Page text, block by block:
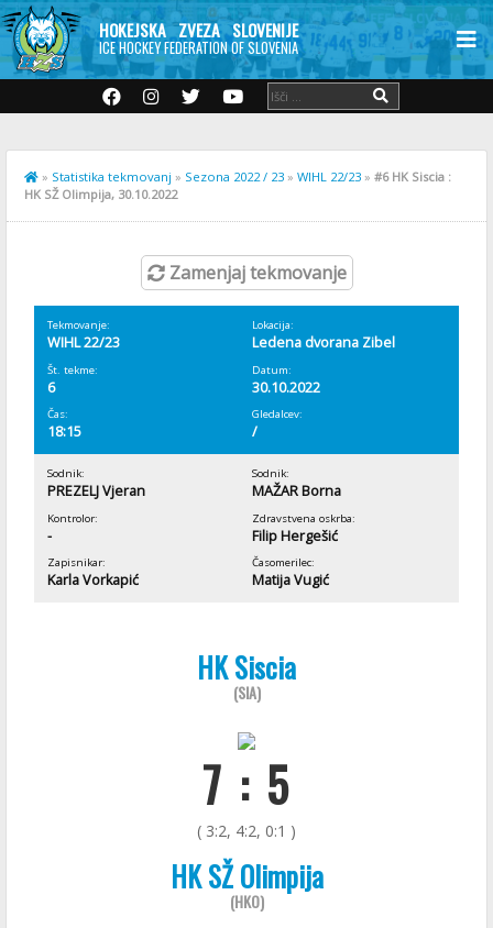
HOKEJSKA ZVEZA SLOVENIJE
ICE HOCKEY FEDERATION OF SLOVENIA
» Statistika tekmovanj » Sezona 2022 / 23 » WIHL 22/23 » #6 HK Siscia :
HK SŽ Olimpija, 30.10.2022
Zamenjaj tekmovanje
Tekmovanje:
WIHL 22/23
Lokacija:
Ledena dvorana Zibel
Št. tekme:
6
Datum:
30.10.2022
Čas:
18:15
Gledalcev:
/
Sodnik:
PREZELJ Vjeran
Sodnik:
MAŽAR Borna
Kontrolor:
-
Zdravstvena oskrba:
Filip Hergešić
Zapisnikar:
Karla Vorkapić
Časomerilec:
Matija Vugić
HK Siscia
(SIA)
7 : 5
( 3:2, 4:2, 0:1 )
HK SŽ Olimpija
(HKO)